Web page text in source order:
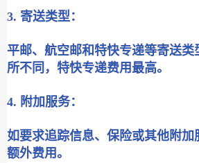
3. 寄送类型：
平邮、航空邮和特快专递等寄送类
所不同，特快专递费用最高。
4. 附加服务：
如要求追踪信息、保险或其他附加
额外费用。